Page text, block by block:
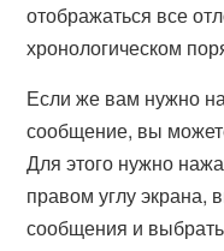
отображаться все
хронологическом
Если же вам нужно
сообщение, вы
Для этого нужно
правом углу экрана,
сообщения и